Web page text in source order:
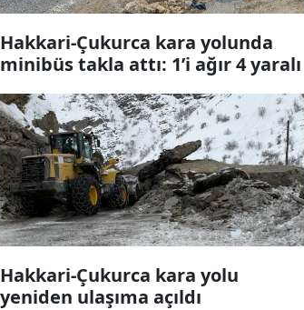
Hakkari-Çukurca kara yolunda
minibüs takla attı: 1’i ağır 4 yaralı
Hakkari-Çukurca kara yolu
yeniden ulaşıma açıldı